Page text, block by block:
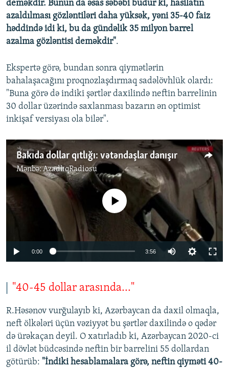
deməkdir. Bunun da əsas səbəbi budur ki, hasilatın
azaldılması gözləntiləri daha yüksək, yəni 35-40 faiz
həddində idi ki, bu da gündəlik 35 milyon barrel
azalma gözləntisi deməkdir".
Ekspertə görə, bundan sonra qiymətlərin
bahalaşacağını proqnozlaşdırmaq sadəlövhlük olardı:
"Buna görə də indiki şərtlər daxilində neftin barrelinin
30 dollar üzərində saxlanması bazarın ən optimist
inkişaf versiyası ola bilər".
Bakıda dollar qıtlığı: vətəndaşlar danışır
Mənbə:AzadlıqRadiosu
1080p
No media source currently available
0:00 3:56
1080p
"40-45 dollar arasında..."
R.Həsənov vurğulayıb ki, Azərbaycan da daxil olmaqla,
neft ölkələri üçün vəziyyət bu şərtlər daxilində o qədər
də ürəkaçan deyil. O xatırladıb ki, Azərbaycan 2020-ci
il dövlət büdcəsində neftin bir barrelini 55 dollardan
götürüb: "İndiki hesablamalara görə, neftin qiyməti 40-